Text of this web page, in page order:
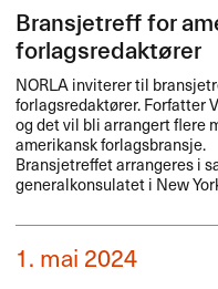
Bransjetreff for
forlagsredaktører
NORLAinviterer til
forlagsredaktører. Forfatter
og det vil bli arrangert flere
amerikansk forlagsbransje.
Bransjetreffet arrangeres i
generalkonsulatet i New
1. mai 2024